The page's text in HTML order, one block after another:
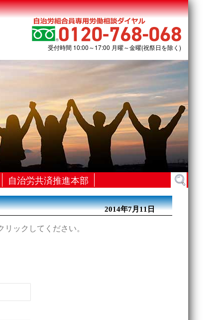
受付時間 10:00～17:00 月曜～金曜(祝祭日を除く)
自治労共済推進本部
検
索:
2014年7月11日
ックしてください。